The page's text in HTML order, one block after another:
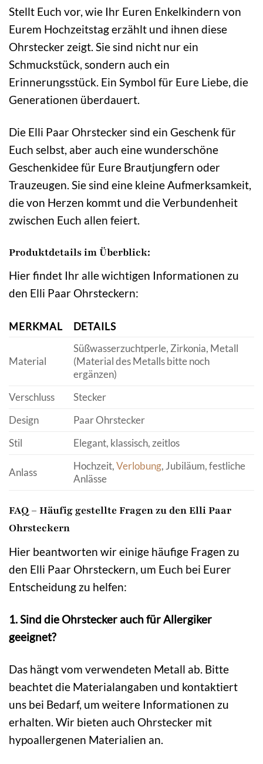
Stellt Euch vor, wie Ihr Euren Enkelkindern von
Eurem Hochzeitstag erzählt und ihnen diese
Ohrstecker zeigt. Sie sind nicht nur ein
Schmuckstück, sondern auch ein
Erinnerungsstück. Ein Symbol für Eure Liebe, die
Generationen überdauert.
Die Elli Paar Ohrstecker sind ein Geschenk für
Euch selbst, aber auch eine wunderschöne
Geschenkidee für Eure Brautjungfern oder
Trauzeugen. Sie sind eine kleine Aufmerksamkeit,
die von Herzen kommt und die Verbundenheit
zwischen Euch allen feiert.
Produktdetails im Überblick:
Hier findet Ihr alle wichtigen Informationen zu
den Elli Paar Ohrsteckern:
MERKMAL DETAILS
Material
Süßwasserzuchtperle, Zirkonia, Metall
(Material des Metalls bitte noch
ergänzen)
Verschluss
Stecker
Design
Paar Ohrstecker
Stil
Elegant, klassisch, zeitlos
Anlass
Hochzeit,Verlobung, Jubiläum, festliche
Anlässe
FAQ – Häufig gestellte Fragen zu den Elli Paar
Ohrsteckern
Hier beantworten wir einige häufige Fragen zu
den Elli Paar Ohrsteckern, um Euch bei Eurer
Entscheidung zu helfen:
1. Sind die Ohrstecker auch für Allergiker
geeignet?
Das hängt vom verwendeten Metall ab. Bitte
beachtet die Materialangaben und kontaktiert
uns bei Bedarf, um weitere Informationen zu
erhalten. Wir bieten auch Ohrstecker mit
hypoallergenen Materialien an.